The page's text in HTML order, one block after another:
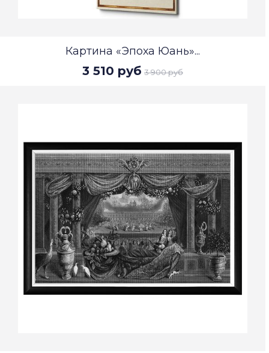
Картина «Эпоха Юань»...
3 510 руб 3 900 руб